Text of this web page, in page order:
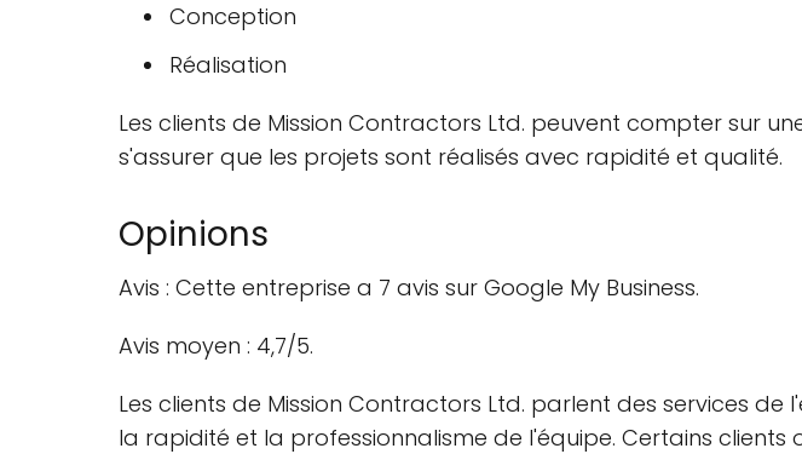
Conception
Réalisation
Les clients de Mission Contractors Ltd. peuvent compter sur
s'assurer que les projets sont réalisés avec rapidité et qualité.
Opinions
Avis : Cette entreprise a 7 avis sur Google My Business.
Avis moyen : 4,7/5.
Les clients de Mission Contractors Ltd. parlent des services
la rapidité et la professionnalisme de l'équipe. Certains